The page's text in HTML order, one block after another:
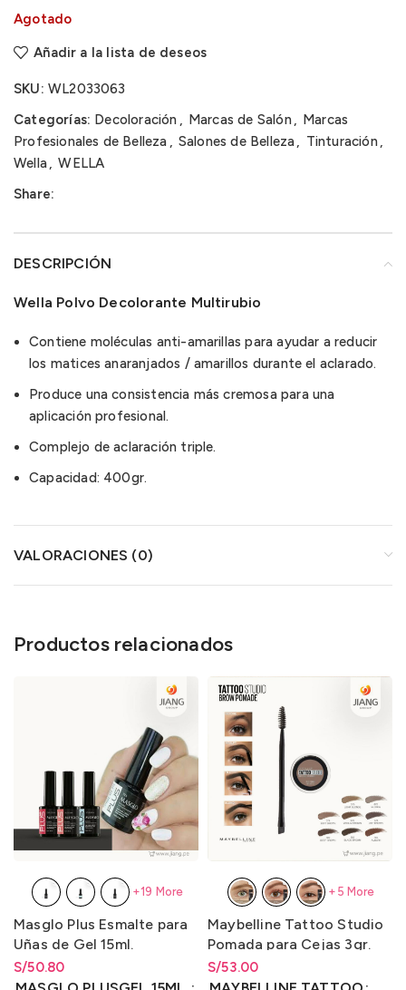
Agotado
Añadir a la lista de deseos
SKU: WL2033063
Categorías: Decoloración , Marcas de Salón, Marcas
Profesionales de Belleza , Salones de Belleza, Tinturación,
Wella, WELLA
Share:
DESCRIPCIÓN
Wella Polvo Decolorante Multirubio
Contiene moléculas anti-amarillas para ayudar a reducir
los matices anaranjados / amarillos durante el aclarado.
Produce una consistencia más cremosa para una
aplicación profesional.
Complejo de aclaración triple.
Capacidad: 400gr.
VALORACIONES (0)
Productos relacionados
Masglo Plus Esmalte para
Uñas de Gel 15ml.
S/50.80
Rango de precios: desde
S/50.80 hastaS/50.80
+19 More
Maybelline Tattoo Studio
Pomada para Cejas 3gr.
S/53.00
Rango de precios: desde
S/53.00hasta S/53.00
+5 More